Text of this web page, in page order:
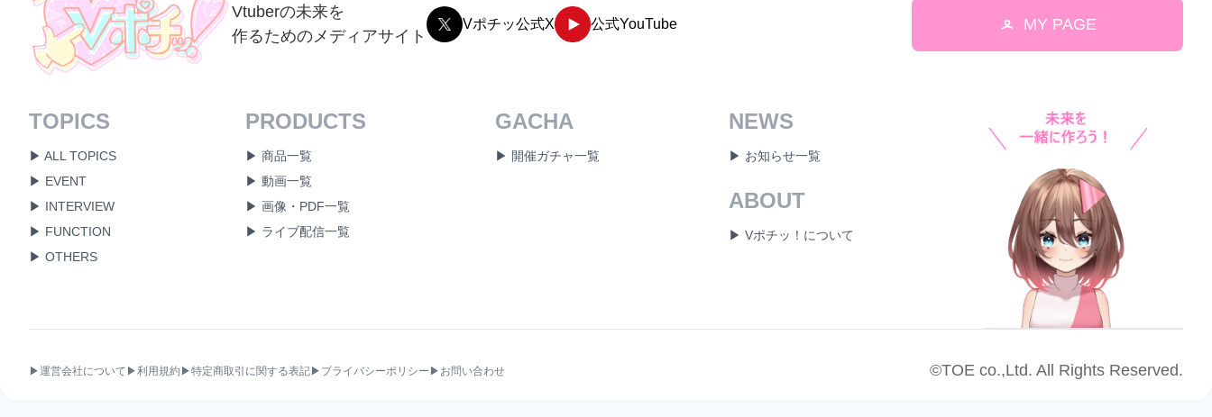
Vtuberの未来を
作るためのメディアサイト
Vポチッ公式X 公式YouTube MY PAGE
TOPICS
▶ ALL TOPICS
▶ EVENT
▶ INTERVIEW
▶ FUNCTION
▶ OTHERS
PRODUCTS
▶ 商品一覧
▶ 動画一覧
▶ 画像・PDF一覧
▶ ライブ配信一覧
GACHA
▶ 開催ガチャ一覧
NEWS
▶ お知らせ一覧
ABOUT
▶ Vポチッ！について
▶運営会社について ▶利用規約 ▶特定商取引に関する表記▶プライバシーポリシー ▶お問い合わせ ©TOE co.,Ltd. All Rights Reserved.